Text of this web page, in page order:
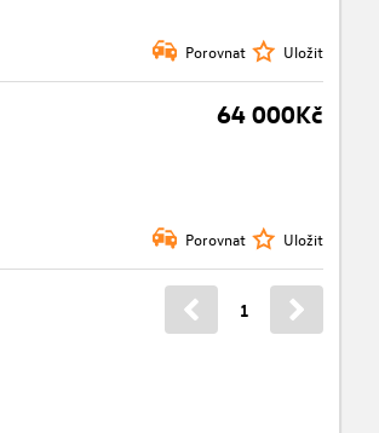
Porovnat Uložit
64 000Kč
Porovnat Uložit
1